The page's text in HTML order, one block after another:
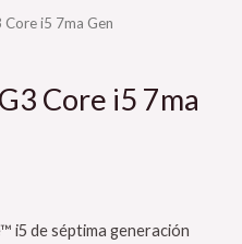
i5 7ma Gen
Core i5 7ma
de séptima generación